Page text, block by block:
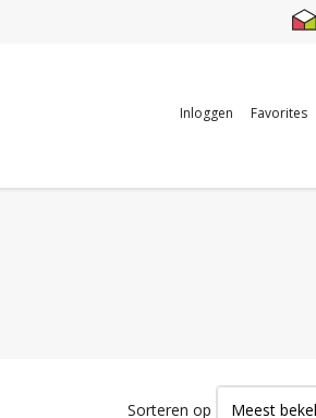
Inloggen Favorites
Sorteren op